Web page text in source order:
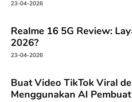
23-04-2026
Realme 16 5G Review:
2026?
23-04-2026
Buat Video TikTok Viral
Menggunakan AI